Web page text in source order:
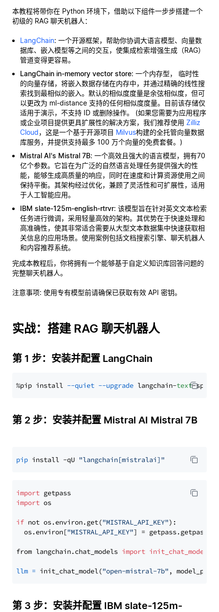
本教程将带你在 Python 环境下，借助以下组件一步步搭建一个
初级的 RAG 聊天机器人：
LangChain: 一个开源框架，帮助你协调大语言模型、向量数
据库、嵌入模型等之间的交互，使集成检索增强生成（RAG）
管道变得更容易。
LangChain in-memory vector store: 一个内存型， 临时性
的向量存储，将嵌入数据存储在内存中，并通过精确的线性搜
索找到最相似的嵌入。默认的相似度度量是余弦相似度，但可
以更改为 ml-distance 支持的任何相似度度量。目前该存储仅
适用于演示，不支持 ID 或删除操作。 (如果您需要为应用程序
或企业项目提供更具扩展性的解决方案，我们推荐使用 Zilliz
Cloud，这是一个基于开源项目 Milvus构建的全托管向量数据
库服务，并提供支持最多 100 万个向量的免费套餐。)
Mistral AI's Mistral 7B: 一个高效且强大的语言模型，拥有70
亿个参数。它旨在为广泛的自然语言处理任务提供强大的性
能，能够生成高质量的响应，同时在速度和计算资源使用之间
保持平衡。其架构经过优化，兼顾了灵活性和可扩展性，适用
于人工智能应用。
IBM slate-125m-english-rtrvr: 该模型旨在针对英文文本检索
任务进行微调，采用轻量高效的架构。其优势在于快速处理和
高准确性，使其非常适合需要从大型文本数据集中快速获取相
关信息的应用场景。使用案例包括文档搜索引擎、聊天机器人
和内容推荐系统。
完成本教程后，你将拥有一个能够基于自定义知识库回答问题的
完整聊天机器人。
注意事项: 使用专有模型前请确保已获取有效 API 密钥。
实战：搭建 RAG 聊天机器人
第 1 步：安装并配置 LangChain
%pip install --quiet --upgrade langchain-text
第 2 步：安装并配置 Mistral AI Mistral 7B
pip install -qU "langchain[mistralai]"
import
import os
if not os.environ.get("MISTRAL_API_KEY"):
  os.environ[
"MISTRAL_API_KEY"] = getpass.getpass(
from langchain.chat_models import init_chat_model
llm = init_chat_model("open-mistral-7b" ,
第 3 步：安装并配置 IBM slate-125m-